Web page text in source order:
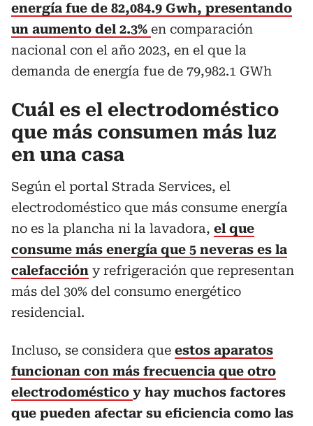
energía fue de 82,084.9 Gwh, presentando
un aumento del 2.3% en comparación
nacional con el año 2023, en el que la
demanda de energía fue de 79,982.1 GWh
Cuál es el electrodoméstico
que más consumen más luz
en una casa
Según el portal Strada Services, el
electrodoméstico que más consume energía
no es la plancha ni la lavadora, el que
consume más energía que 5 neveras es la
calefacción y refrigeración que representan
más del 30% del consumo energético
residencial.
Incluso, se considera que estos aparatos
funcionan con más frecuencia que otro
electrodoméstico y hay muchos factores
que pueden afectar su eficiencia como las